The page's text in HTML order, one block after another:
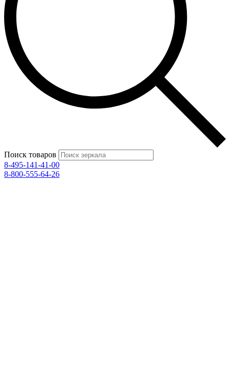
Поиск товаров
8-495-141-41-00
8-800-555-64-26